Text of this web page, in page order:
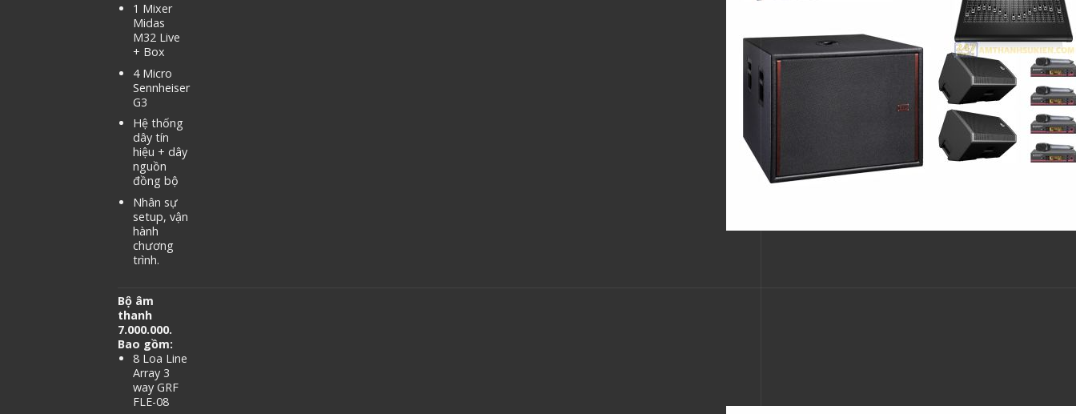
1 Mixer
Midas
M32 Live
+ Box
4 Micro
Sennheiser
G3
Hệ thống
dây tín
hiệu + dây
nguồn
đồng bộ
Nhân sự
setup, vận
hành
chương
trình.
Bộ âm
thanh
7.000.000.
Bao gồm:
8 Loa Line
Array 3
way GRF
FLE-08